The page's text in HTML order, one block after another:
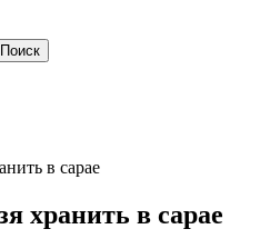
в сарае
хранить в сарае